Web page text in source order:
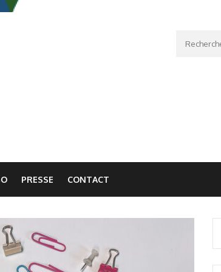
PRESSE CONTACT